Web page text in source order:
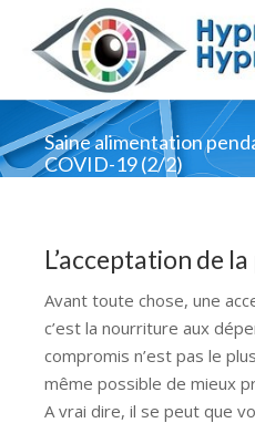
Saine alimentation
COVID-19 (2/2)
L’acceptation de
Avant toute chose, une
c’est la nourriture aux
compromis n’est pas le
même possible de mieux
A vrai dire, il se peut que